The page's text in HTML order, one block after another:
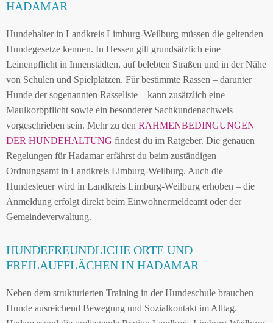
HADAMAR
Hundehalter in Landkreis Limburg-Weilburg müssen die geltenden
Hundegesetze kennen. In Hessen gilt grundsätzlich eine
Leinenpflicht in Innenstädten, auf belebten Straßen und in der Nähe
von Schulen und Spielplätzen. Für bestimmte Rassen – darunter
Hunde der sogenannten Rasseliste – kann zusätzlich eine
Maulkorbpflicht sowie ein besonderer Sachkundenachweis
vorgeschrieben sein. Mehr zu den RAHMENBEDINGUNGEN
DER HUNDEHALTUNG findest du im Ratgeber. Die genauen
Regelungen für Hadamar erfährst du beim zuständigen
Ordnungsamt in Landkreis Limburg-Weilburg. Auch die
Hundesteuer wird in Landkreis Limburg-Weilburg erhoben – die
Anmeldung erfolgt direkt beim Einwohnermeldeamt oder der
Gemeindeverwaltung.
HUNDEFREUNDLICHE ORTE UND
FREILAUFFLÄCHEN IN HADAMAR
Neben dem strukturierten Training in der Hundeschule brauchen
Hunde ausreichend Bewegung und Sozialkontakt im Alltag.